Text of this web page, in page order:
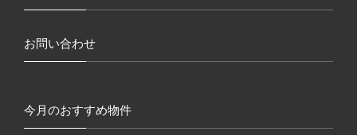
お問い合わせ
今月のおすすめ物件